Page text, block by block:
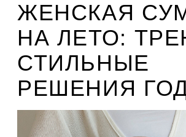
ЖЕНСКАЯ
НА ЛЕТО:
СТИЛЬНЫЕ
РЕШЕНИЯ